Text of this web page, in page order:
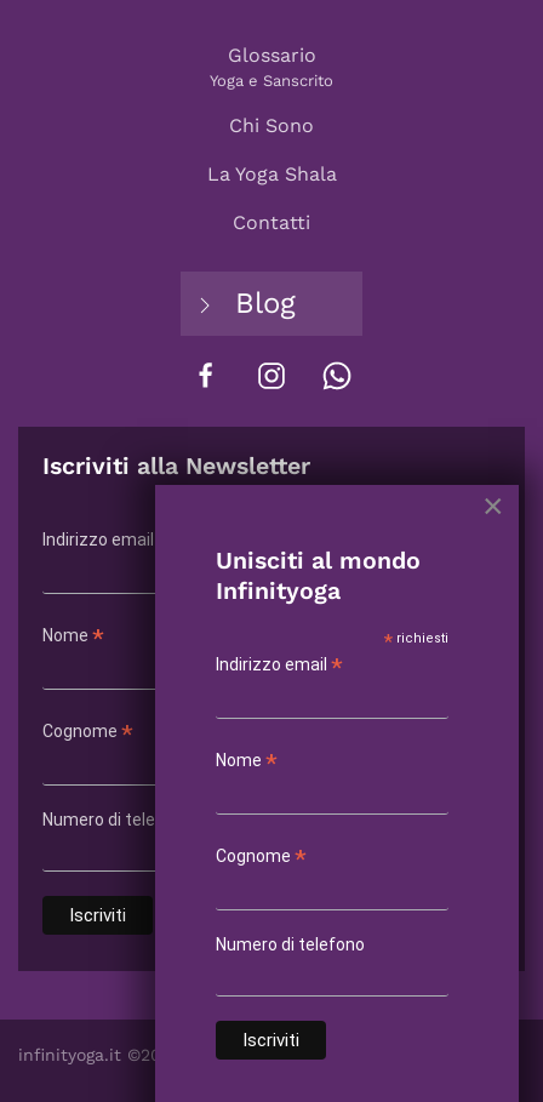
Glossario
Yoga e Sanscrito
Chi Sono
La Yoga Shala
Contatti
Blog
Iscriviti alla Newsletter
Indirizzo email
Nome *
Cognome *
Numero di telefono
infinityoga.it ©2025 | PIVA IT0416484024
×
Unisciti al mondo
Infinityoga
* richiesti
Indirizzo email *
Nome *
Cognome *
Numero di telefono